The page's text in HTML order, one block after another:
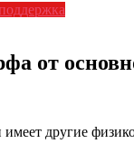
поддержка
от
другие